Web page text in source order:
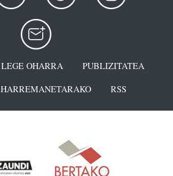
LEGE OHARRA
PUBLIZITATEA
HARREMANETARAKO RSS